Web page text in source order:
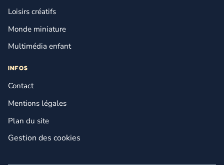
Loisirs créatifs
Monde miniature
Multimédia enfant
INFOS
Contact
Mentions légales
Plan du site
Gestion des cookies